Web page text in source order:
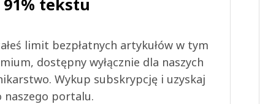
91% tekstu
limit bezpłatnych artykułów w tym
dostępny wyłącznie dla naszych
Wykup subskrypcję i uzyskaj
naszego portalu.